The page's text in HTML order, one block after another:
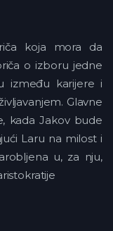
koja mora da
o izboru jedne
između karijere i
Glavne
kada Jakov bude
Laru na milost i
u, za nju,